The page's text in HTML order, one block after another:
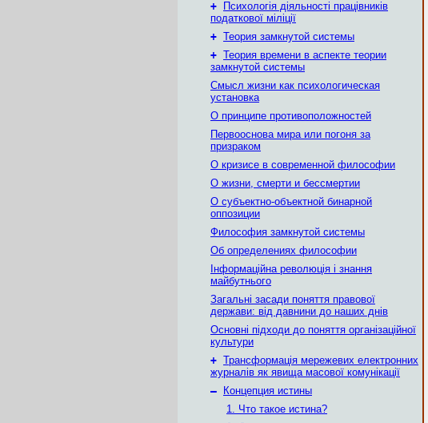
+
Психологія діяльності працівників
податкової міліції
+ Теория замкнутой системы
+ Теория времени в аспекте теории
замкнутой системы
Смысл жизни как психологическая
установка
О принципе противоположностей
Первооснова мира или погоня за
призраком
О кризисе в современной философии
О жизни, смерти и бессмертии
О субъектно-объектной бинарной
оппозиции
Философия замкнутой системы
Об определениях философии
Інформаційна революція і знання
майбутнього
Загальні засади поняття правової
держави: вiд давнини до наших днiв
Основні підходи до поняття організаційної
культури
+ Трансформація мережевих електронних
журналів як явища масової комунікації
–
Концепция истины
1. Что такое истина?